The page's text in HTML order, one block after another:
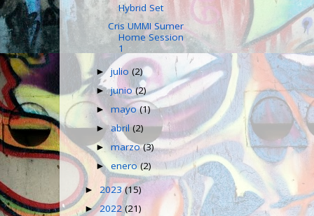
Hybrid Set
Cris UMMI Sumer
Home Session
1
►julio(2)
►junio(2)
►mayo(1)
►abril(2)
►marzo(3)
►enero(2)
► 2023(15)
►2022(21)